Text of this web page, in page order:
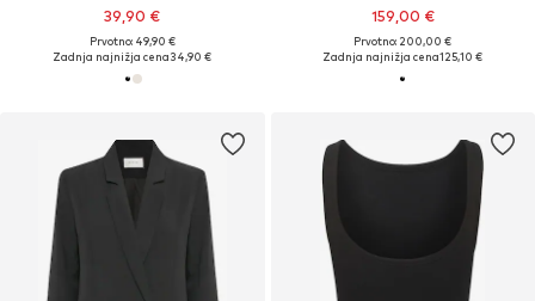
39,90 €
Prvotno: 49,90 €
Zadnja najnižja cena34,90 €
159,00 €
Prvotno: 200,00 €
Zadnja najnižja cena125,10 €